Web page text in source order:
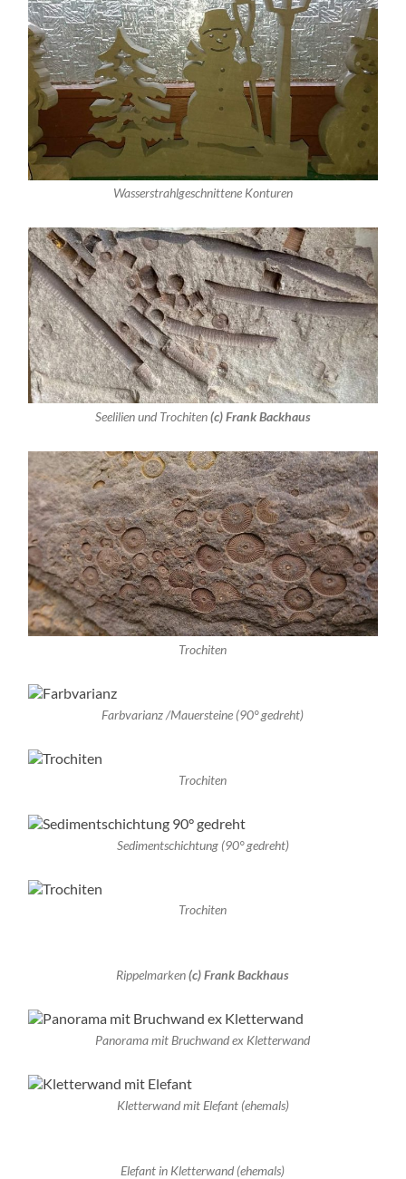
Wasserstrahlgeschnittene Konturen
Seelilien und Trochiten(c) Frank Backhaus
Trochiten
Farbvarianz /Mauersteine (90° gedreht)
Trochiten
Sedimentschichtung (90° gedreht)
Trochiten
Rippelmarken(c) Frank Backhaus
Panorama mit Bruchwand ex Kletterwand
Kletterwand mit Elefant (ehemals)
Elefant in Kletterwand (ehemals)